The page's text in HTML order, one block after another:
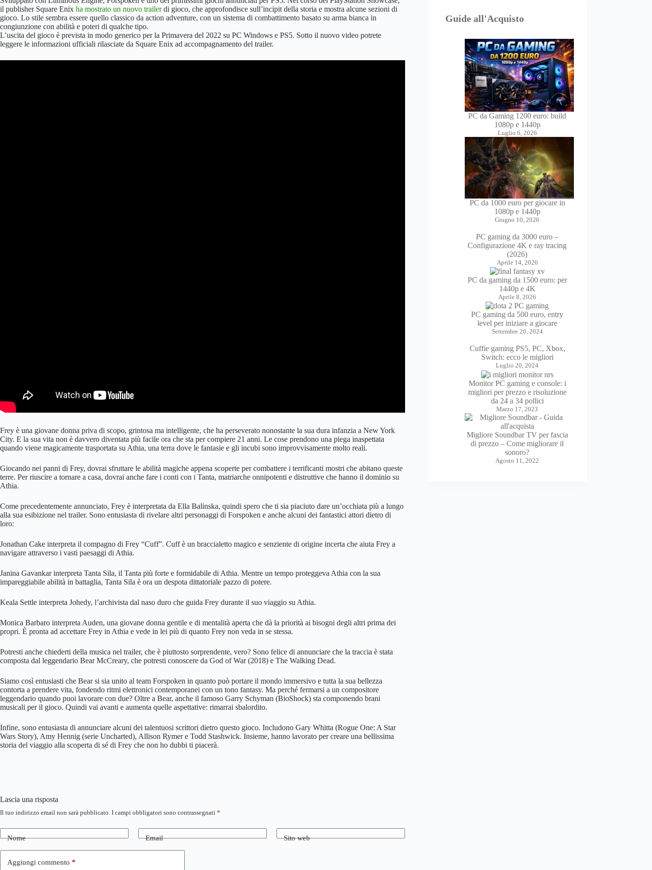
il publisher Square Enix ha mostrato un nuovo trailerdi gioco, che approfondisce sull’incipit della storia e mostra alcune sezioni di
gioco. Lo stile sembra essere quello classico da action adventure, con un sistema di combattimento basato su arma bianca in
congiunzione con abilità e poteri di qualche tipo.
L’uscita del gioco è prevista in modo generico per la Primavera del 2022 su PC Windows e PS5. Sotto il nuovo video potrete
leggere le informazioni ufficiali rilasciate da Square Enix ad accompagnamento del trailer.
Frey è una giovane donna priva di scopo, grintosa ma intelligente, che ha perseverato nonostante la sua dura infanzia a New York
City. E la sua vita non è davvero diventata più facile ora che sta per compiere 21 anni. Le cose prendono una piega inaspettata
quando viene magicamente trasportata su Athia, una terra dove le fantasie e gli incubi sono improvvisamente molto reali.
Giocando nei panni di Frey, dovrai sfruttare le abilità magiche appena scoperte per combattere i terrificanti mostri che abitano queste
terre. Per riuscire a tornare a casa, dovrai anche fare i conti con i Tanta, matriarche onnipotenti e distruttive che hanno il dominio su
Athia.
Come precedentemente annunciato, Frey è interpretata da Ella Balinska, quindi spero che ti sia piaciuto dare un’occhiata più a lungo
alla sua esibizione nel trailer. Sono entusiasta di rivelare altri personaggi di Forspoken e anche alcuni dei fantastici attori dietro di
loro:
Jonathan Cake interpreta il compagno di Frey “Cuff”. Cuff è un braccialetto magico e senziente di origine incerta che aiuta Frey a
navigare attraverso i vasti paesaggi di Athia.
Janina Gavankar interpreta Tanta Sila, il Tanta più forte e formidabile di Athia. Mentre un tempo proteggeva Athia con la sua
impareggiabile abilità in battaglia, Tanta Sila è ora un despota dittatoriale pazzo di potere.
Keala Settle interpreta Johedy, l’archivista dal naso duro che guida Frey durante il suo viaggio su Athia.
Monica Barbaro interpreta Auden, una giovane donna gentile e di mentalità aperta che dà la priorità ai bisogni degli altri prima dei
propri. È pronta ad accettare Frey in Athia e vede in lei più di quanto Frey non veda in se stessa.
Potresti anche chiederti della musica nel trailer, che è piuttosto sorprendente, vero? Sono felice di annunciare che la traccia è stata
composta dal leggendario Bear McCreary, che potresti conoscere da God of War (2018) e The Walking Dead.
Siamo così entusiasti che Bear si sia unito al team Forspoken in quanto può portare il mondo immersivo e tutta la sua bellezza
contorta a prendere vita, fondendo ritmi elettronici contemporanei con un tono fantasy. Ma perché fermarsi a un compositore
leggendario quando puoi lavorare con due? Oltre a Bear, anche il famoso Garry Schyman (BioShock) sta componendo brani
musicali per il gioco. Quindi vai avanti e aumenta quelle aspettative: rimarrai sbalordito.
Infine, sono entusiasta di annunciare alcuni dei talentuosi scrittori dietro questo gioco. Includono Gary Whitta (Rogue One: A Star
Wars Story), Amy Hennig (serie Uncharted), Allison Rymer e Todd Stashwick. Insieme, hanno lavorato per creare una bellissima
storia del viaggio alla scoperta di sé di Frey che non ho dubbi ti piacerà.
Guide all'Acquisto
PC da Gaming 1200 euro: build
1080p e 1440p
Luglio 6, 2026
PC da 1000 euro per giocare in
1080p e 1440p
Giugno 10, 2026
PC gaming da 3000 euro –
Configurazione 4K e ray tracing
(2026)
Aprile 14, 2026
PC da gaming da 1500 euro: per
1440p e 4K
Aprile 8, 2026
PC gaming da 500 euro, entry
level per iniziare a giocare
Settembre 20, 2024
Cuffie gaming PS5, PC, Xbox,
Switch: ecco le migliori
Luglio 20, 2024
Monitor PC gaming e console: i
migliori per prezzo e risoluzione
da 24 a 34 pollici
Marzo 17, 2023
Migliore Soundbar TV per fascia
di prezzo – Come migliorare il
sonoro?
Agosto 11, 2022
Lascia una risposta
Il tuo indirizzo email non sarà pubblicato. I campi obbligatori sono contrassegnati *
Nome Email Sito web
Aggiungi commento *